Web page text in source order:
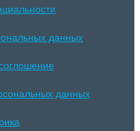
данных
данных